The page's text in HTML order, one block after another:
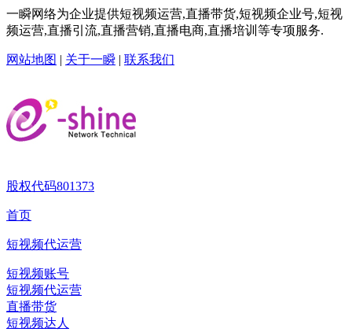
一瞬网络为企业提供短视频运营,直播带货,短视频企业号,短视
频运营,直播引流,直播营销,直播电商,直播培训等专项服务.
网站地图 | 关于一瞬 | 联系我们
股权代码801373
首页
短视频代运营
短视频账号
短视频代运营
直播带货
短视频达人